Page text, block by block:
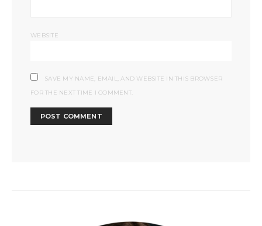
WEBSITE
SAVE MY NAME, EMAIL, AND WEBSITE IN THIS BROWSER
FOR THE NEXT TIME I COMMENT.